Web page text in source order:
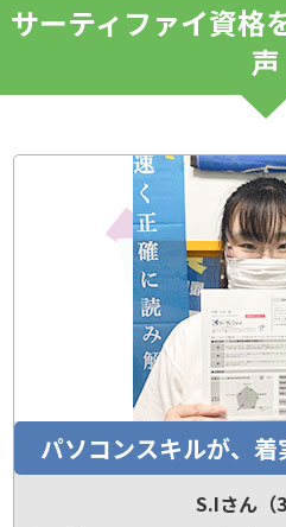
サーティファイ資格
声
パソコンスキルが、着
S.Iさん（